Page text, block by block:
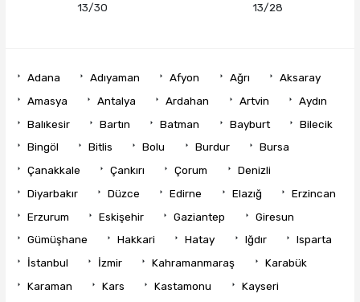
13/30 13/28
Adana Adıyaman Afyon Ağrı
Aksaray
Amasya
Antalya Ardahan Artvin
Aydın
Balıkesir
Bartın Batman Bayburt
Bilecik
Bingöl
Bitlis Bolu Burdur
Bursa
Çanakkale
Çankırı Çorum
Denizli
Diyarbakır
Düzce Edirne Elazığ
Erzincan
Erzurum
Eskişehir Gaziantep
Giresun
Gümüşhane
Hakkari Hatay Iğdır
Isparta
İstanbul
İzmir Kahramanmaraş
Karabük
Karaman
Kars Kastamonu
Kayseri